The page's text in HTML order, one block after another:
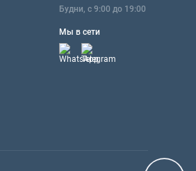
Будни, с 9:00 до 19:00
Мы в сети